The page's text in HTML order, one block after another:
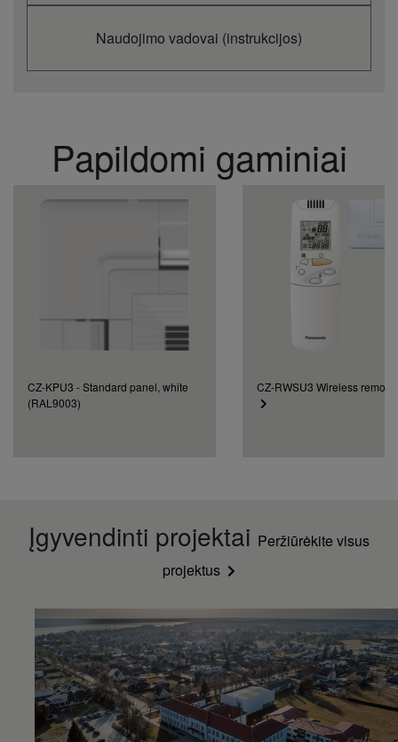
Naudojimo vadovai (instrukcijos)
Papildomi gaminiai
CZ-KPU3 - Standard panel, white
(RAL9003)
CZ-RWSU3 Wireless remote
Įgyvendinti projektai Peržiūrėkite visus
projektus